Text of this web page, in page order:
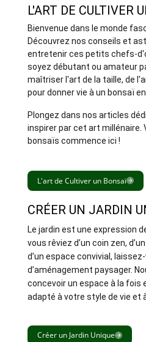
L'ART DE CULTIVER
Bienvenue dans le monde
Découvrez nos conseils et
entretenir ces petits chefs-
soyez débutant ou amateur
maîtriser l'art de la taille, de
pour donner vie à un bonsaï
Plongez dans nos articles
inspirer par cet art millénaire.
bonsaïs commence ici !
L'art de Cultiver un Bonsaï
CRÉER UN JARDIN
Le jardin est une expression
vous rêviez d’un coin zen,
d’un espace convivial,
d’aménagement paysager.
concevoir un espace à la
adapté à votre style de vie et
Créer un Jardin Unique